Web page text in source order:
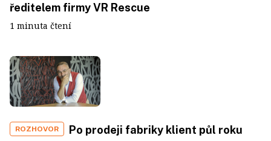
ředitelem firmy VR Rescue
1 minuta čtení
ROZHOVOR
Po prodeji fabriky klient půl roku